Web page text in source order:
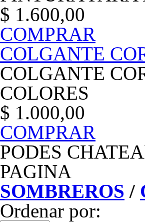
$ 1.600,00
COMPRAR
COLGANTE
COLGANTE
COLORES
$ 1.000,00
COMPRAR
PODES
PAGINA
SOMBREROS /
Ordenar por: